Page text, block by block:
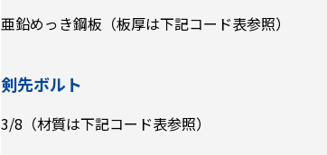
亜鉛めっき鋼板（板厚は下記コード表参照）
剣先ボルト
3/8（材質は下記コード表参照）